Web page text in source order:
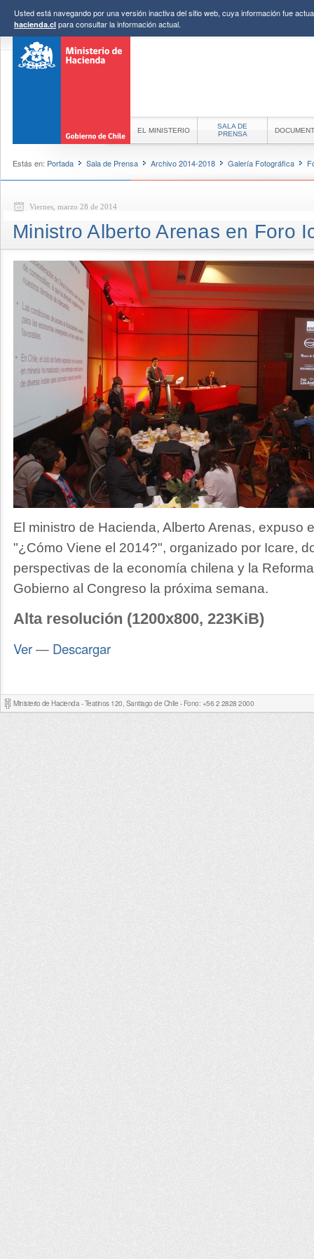
Usted está navegando por una versión inactiva del sitio web, cuya información fue
hacienda.cl para consultar la información actual.
EL MINISTERIO
SALA DE
PRENSA
Estás en: Portada Sala de Prensa Archivo 2014-2018 Galería Fotográfica
Viernes, marzo 28 de 2014
Ministro Alberto Arenas en Foro
El ministro de Hacienda, Alberto Arenas, expuso
"¿Cómo Viene el 2014?", organizado por Icare,
perspectivas de la economía chilena y la
Gobierno al Congreso la próxima semana.
Alta resolución (1200x800, 223KiB)
Ver— Descargar
Ministerio de Hacienda - Teatinos 120, Santiago de Chile - Fono: +56 2 2828 2000